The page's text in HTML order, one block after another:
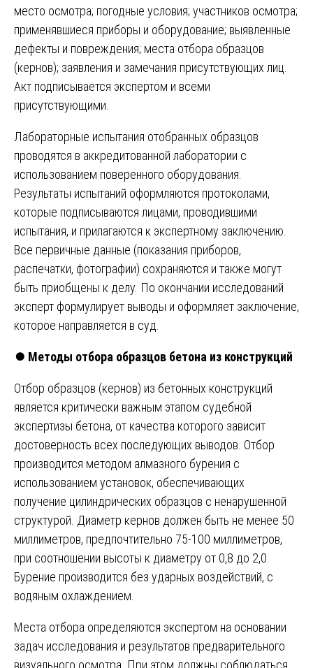
место осмотра; погодные условия; участников осмотра;
применявшиеся приборы и оборудование; выявленные
дефекты и повреждения; места отбора образцов
(кернов); заявления и замечания присутствующих лиц.
Акт подписывается экспертом и всеми
присутствующими.
Лабораторные испытания отобранных образцов
проводятся в аккредитованной лаборатории с
использованием поверенного оборудования.
Результаты испытаний оформляются протоколами,
которые подписываются лицами, проводившими
испытания, и прилагаются к экспертному заключению.
Все первичные данные (показания приборов,
распечатки, фотографии) сохраняются и также могут
быть приобщены к делу. По окончании исследований
эксперт формулирует выводы и оформляет заключение,
которое направляется в суд.
⏺️ Методы отбора образцов бетона из конструкций
Отбор образцов (кернов) из бетонных конструкций
является критически важным этапом судебной
экспертизы бетона, от качества которого зависит
достоверность всех последующих выводов. Отбор
производится методом алмазного бурения с
использованием установок, обеспечивающих
получение цилиндрических образцов с ненарушенной
структурой. Диаметр кернов должен быть не менее 50
миллиметров, предпочтительно 75-100 миллиметров,
при соотношении высоты к диаметру от 0,8 до 2,0.
Бурение производится без ударных воздействий, с
водяным охлаждением.
Места отбора определяются экспертом на основании
задач исследования и результатов предварительного
визуального осмотра. При этом должны соблюдаться